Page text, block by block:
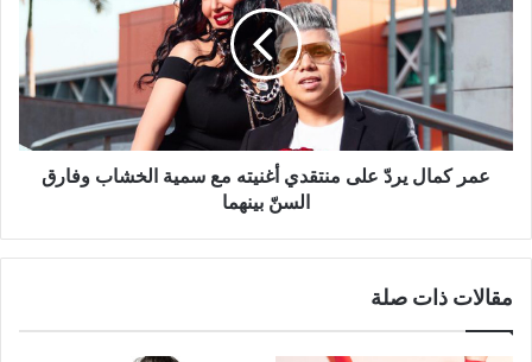
سمية
الخشاب
وفارقعمر كمال يردّ على منتقدي أغنيته مع سمية الخشاب وفارق
السنّ بينهما
مقالات ذات صلة